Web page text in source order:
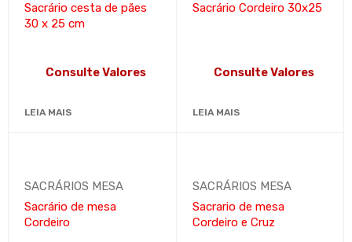
Sacrário cesta de pães
30 x 25 cm
Consulte Valores
LEIA MAIS
Sacrário Cordeiro 30x25
Consulte Valores
LEIA MAIS
SACRÁRIOS MESA
Sacrário de mesa
Cordeiro
SACRÁRIOS MESA
Sacrario de mesa
Cordeiro e Cruz